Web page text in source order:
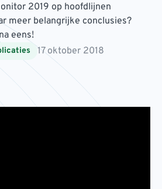
2019 op hoofdlijnen
meer belangrijke conclusies?
eens!
17 oktober 2018